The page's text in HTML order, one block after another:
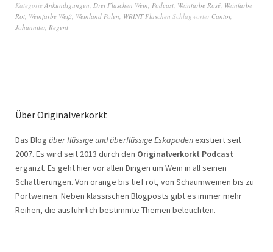
Kategorie Ankündigungen, Drei Flaschen Wein, Podcast, Weinfarbe Rosé, Weinfarbe
Rot, Weinfarbe Weiß, Weinland Polen, WRINT Flaschen Schlagwörter Cantor,
Johanniter, Regent
Über Originalverkorkt
Das Blog über flüssige und überflüssige Eskapadenexistiert seit
2007. Es wird seit 2013 durch den Originalverkorkt Podcast
ergänzt. Es geht hier vor allen Dingen um Wein in all seinen
Schattierungen. Von orange bis tief rot, von Schaumweinen bis zu
Portweinen. Neben klassischen Blogposts gibt es immer mehr
Reihen, die ausführlich bestimmte Themen beleuchten.